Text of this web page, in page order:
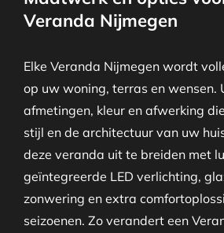
Veranda Nijmegen
Elke Veranda Nijmegen wordt
op uw woning, terras en wensen.
afmetingen, kleur en afwerking
stijl en de architectuur van uw
deze veranda uit te breiden met
geïntegreerde LED verlichting,
zonwering en extra
seizoenen. Zo verandert een